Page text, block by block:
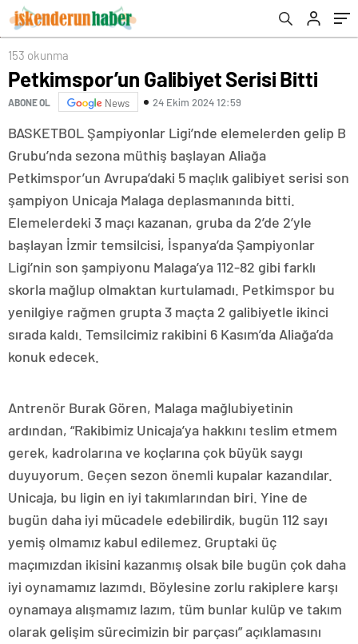
153 okunma
Petkimspor’un Galibiyet Serisi Bitti
ABONE OL News 24 Ekim 2024 12:59
BASKETBOL Şampiyonlar Ligi’nde elemelerden gelip B
Grubu’nda sezona müthiş başlayan Aliağa
Petkimspor’un Avrupa’daki 5 maçlık galibiyet serisi son
şampiyon Unicaja Malaga deplasmanında bitti.
Elemelerdeki 3 maçı kazanan, gruba da 2’de 2’yle
başlayan İzmir temsilcisi, İspanya’da Şampiyonlar
Ligi’nin son şampiyonu Malaga’ya 112-82 gibi farklı
skorla mağlup olmaktan kurtulamadı. Petkimspor bu
yenilgiye rağmen grupta 3 maçta 2 galibiyetle ikinci
sırada kaldı. Temsilcimiz rakibini 6 Kasım’da Aliağa’da
konuk edecek.
Antrenör Burak Gören, Malaga mağlubiyetinin
ardından, “Rakibimiz Unicaja’ya hakkını teslim etmem
gerek, kadrolarına ve koçlarına çok büyük saygı
duyuyorum. Geçen sezon önemli kupalar kazandılar.
Unicaja, bu ligin en iyi takımlarından biri. Yine de
bugün daha iyi mücadele edebilirdik, bugün 112 sayı
yemiş olmamız kabul edilemez. Gruptaki üç
maçımızdan ikisini kazanmış olsak bile bugün çok daha
iyi oynamamız lazımdı. Böylesine zorlu rakiplere karşı
oynamaya alışmamız lazım, tüm bunlar kulüp ve takım
olarak gelişim sürecimizin bir parçası” açıklamasını